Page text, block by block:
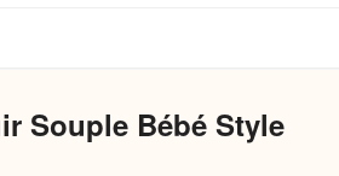
Souple Bébé Style